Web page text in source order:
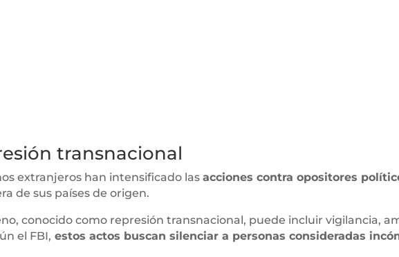
transnacional
extranjeros han intensificado lasacciones contra opositores
de sus países de origen.
conocido como represión transnacional, puede incluir vigilancia,
el FBI, estos actos buscan silenciar a personas consideradas